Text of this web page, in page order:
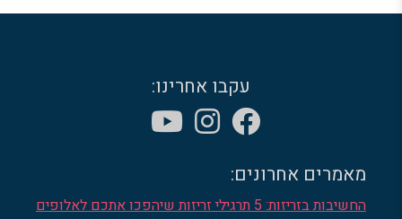
עקבו אחרינו:
מאמרים אחרונים:
החשיבות בזריזות: 5 תרגילי זריזות שיהפכו אתכם לאלופים